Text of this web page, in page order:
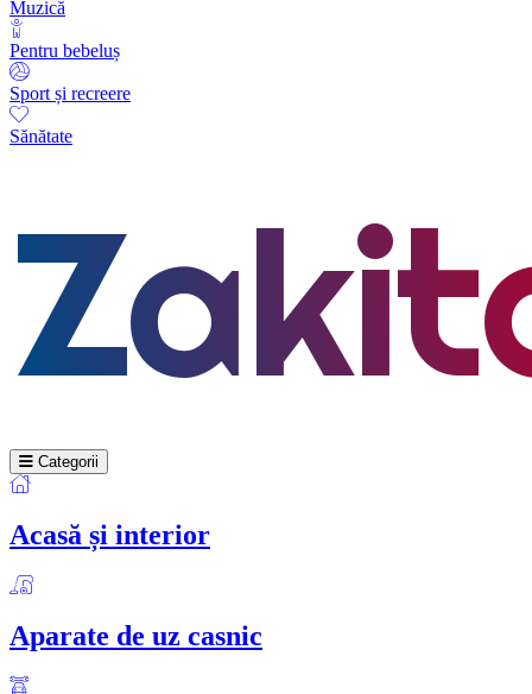
Muzică
Pentru bebeluș
Sport și recreere
Sănătate
Categorii
Acasă și interior
Aparate de uz casnic